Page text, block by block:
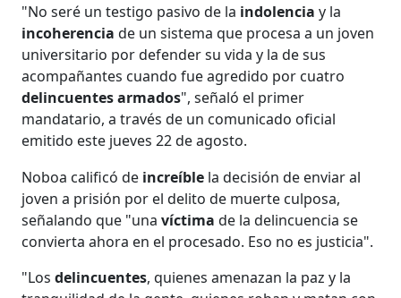
"No seré un testigo pasivo de la indolencia y la
incoherencia de un sistema que procesa a un joven
universitario por defender su vida y la de sus
acompañantes cuando fue agredido por cuatro
delincuentes armados", señaló el primer
mandatario, a través de un comunicado oficial
emitido este jueves 22 de agosto.
Noboa calificó de increíble la decisión de enviar al
joven a prisión por el delito de muerte culposa,
señalando que "unavíctima de la delincuencia se
convierta ahora en el procesado. Eso no es justicia".
"Losdelincuentes, quienes amenazan la paz y la